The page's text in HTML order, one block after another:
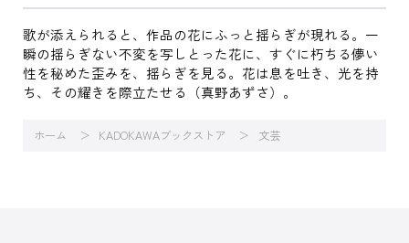
歌が添えられると、作品の花にふっと揺らぎが現れる。一
瞬の揺らぎない不変を写しとった花に、すぐに朽ちる儚い
性を秘めた歪みを、揺らぎを見る。花は息を吐き、光を持
ち、その耀きを際立たせる（真野あずさ）。
ホーム KADOKAWAブックストア 文芸